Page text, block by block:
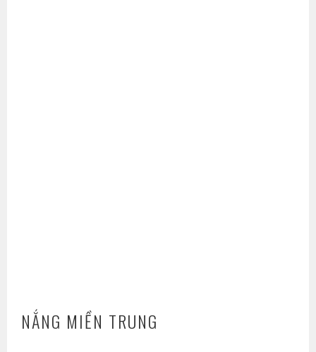
NẮNG MIỀN TRUNG